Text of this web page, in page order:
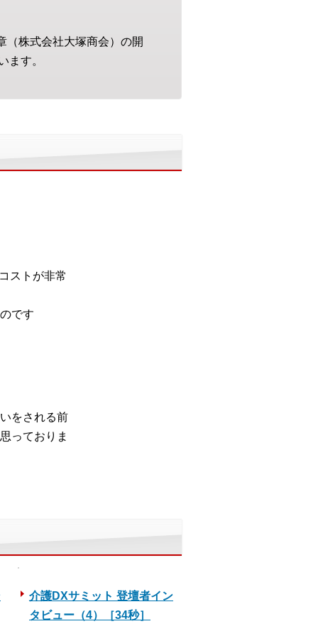
（株式会社大塚商会）の開
ます。
ストが非常
です
をされる前
っておりま
介護DXサミット 登壇者イン
タビュー（4）［34秒］